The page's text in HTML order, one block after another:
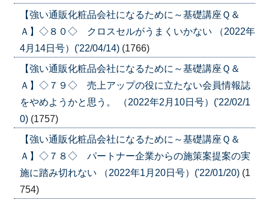
【強い通販化粧品会社になるために～基礎講座Ｑ＆
Ａ】◇８０◇ クロスセルがうまくいかない （2022年
4月14日号）('22/04/14) (1766)
【強い通販化粧品会社になるために～基礎講座Ｑ＆
Ａ】◇７９◇ 売上アップの役に立たない会員情報誌
をやめようかと思う。 （2022年2月10日号）('22/02/1
0) (1757)
【強い通販化粧品会社になるために～基礎講座Ｑ＆
Ａ】◇７８◇ パートナー企業からの施策案提案の実
施に踏み切れない （2022年1月20日号）('22/01/20) (1
754)